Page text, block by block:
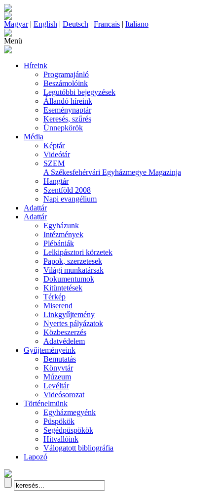
Magyar| English | Deutsch | Francais | Italiano
Menü
Híreink
Programajánló
Beszámolóink
Legutóbbi bejegyzések
Állandó híreink
Eseménynaptár
Keresés, szűrés
Ünnepkörök
Média
Képtár
Videótár
SZEM
A Székesfehérvári Egyházmegye Magazinja
Hangtár
Szentföld 2008
Napi evangélium
Adattár
Adattár
Egyházunk
Intézmények
Plébániák
Lelkipásztori körzetek
Papok, szerzetesek
Világi munkatársak
Dokumentumok
Kitüntetések
Térkép
Miserend
Linkgyűjtemény
Nyertes pályázatok
Közbeszerzés
Adatvédelem
Gyűjteményeink
Bemutatás
Könyvtár
Múzeum
Levéltár
Videósorozat
Történelmünk
Egyházmegyénk
Püspökök
Segédpüspökök
Hitvallóink
Válogatott bibliográfia
Lapozó